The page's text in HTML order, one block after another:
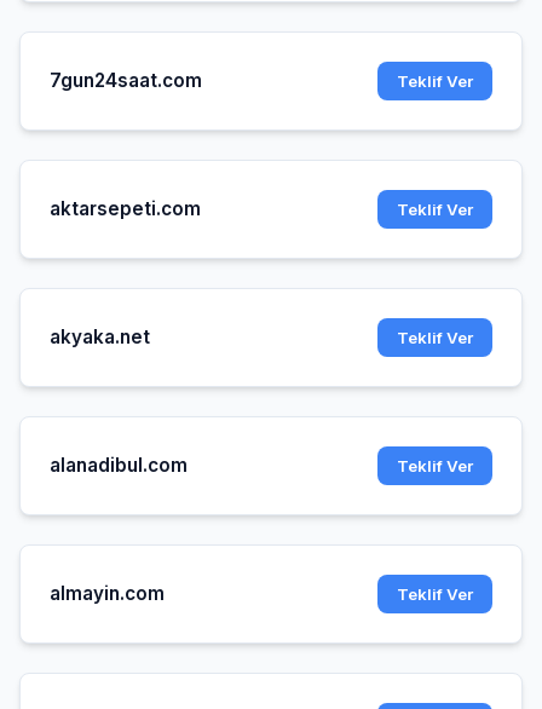
7gun24saat.com Teklif Ver
aktarsepeti.com Teklif Ver
akyaka.net Teklif Ver
alanadibul.com Teklif Ver
almayin.com Teklif Ver